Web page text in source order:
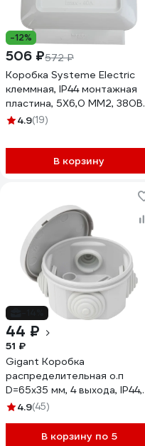
-12%
506 ₽572 ₽
Коробка Systeme Electric
клеммная, IP44 монтажная
пластина, 5Х6,0 ММ2, 380В,
40А SE KLK-5S
4.9(19)
В корзину
44 ₽
51 ₽
Gigant Коробка
распределительная о.п
D=65х35 мм, 4 выхода, IP44,
44004-1GI
4.9(45)
В корзину по 5